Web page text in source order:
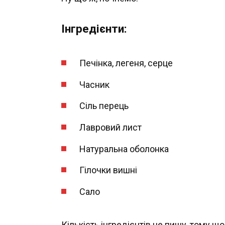
Інгредієнти:
Печінка, легеня, серце
Часник
Сіль перець
Лавровий лист
Натуральна оболонка
Гілочки вишні
Сало